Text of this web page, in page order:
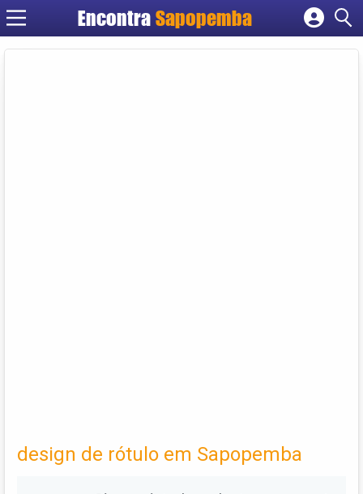
Encontra Sapopemba
Cadastrar empresa
design de rótulo em Sapopemba